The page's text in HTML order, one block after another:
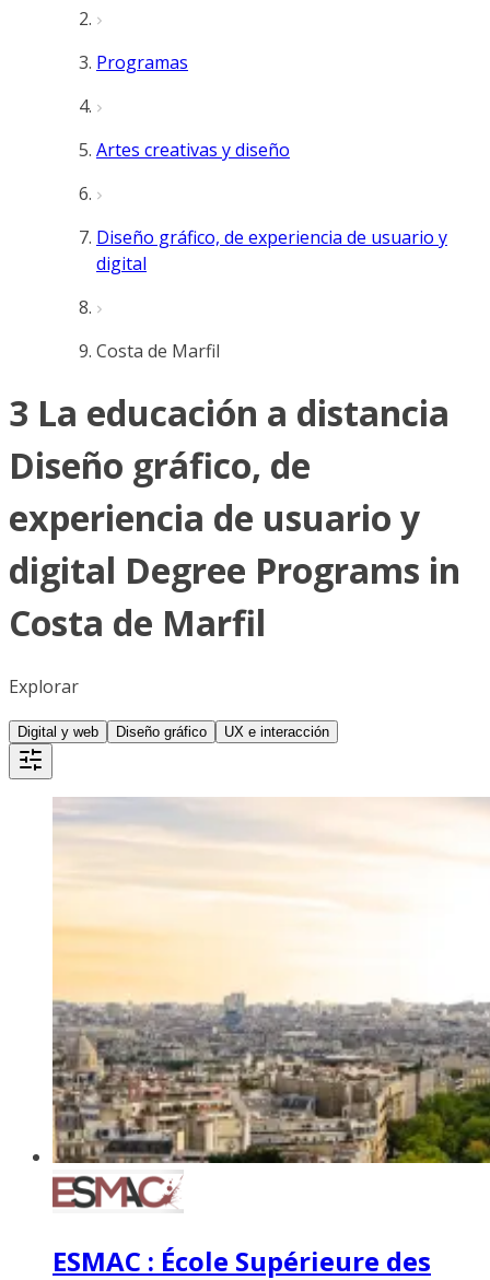
Programas
Artes creativas y diseño
Diseño gráfico, de experiencia de usuario y
digital
Costa de Marfil
3 La educación a distancia
Diseño gráfico, de
experiencia de usuario y
digital Degree Programs in
Costa de Marfil
Explorar
Digital y web Diseño gráfico UX e interacción
ESMAC : École Supérieure des